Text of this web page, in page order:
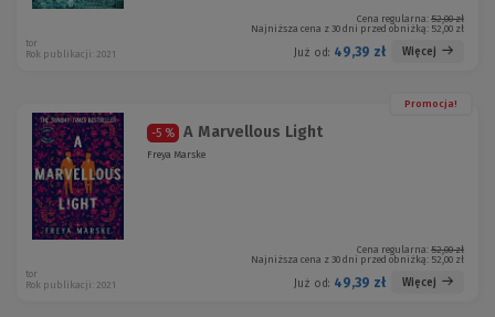
Cena regularna: 52,00 zł
Najniższa cena z 30 dni przed obniżką: 52,00 zł
Już od: 49,39 zł Więcej
tor
Rok publikacji: 2021
Promocja!
-5 % A Marvellous Light
Freya Marske
Cena regularna: 52,00 zł
Najniższa cena z 30 dni przed obniżką: 52,00 zł
Już od: 49,39 zł Więcej
tor
Rok publikacji: 2021